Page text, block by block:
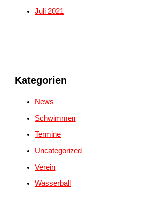
Juli 2021
Kategorien
News
Schwimmen
Termine
Uncategorized
Verein
Wasserball